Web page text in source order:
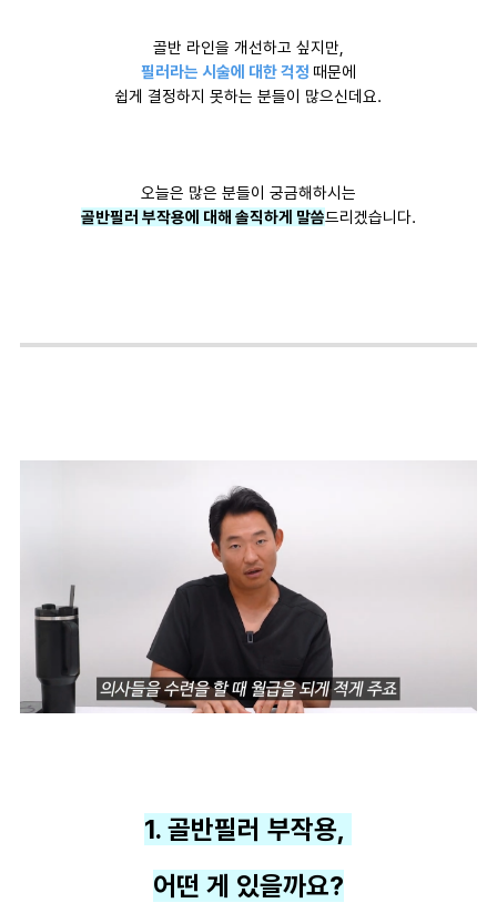
골반 라인을 개선하고 싶지만,
필러라는 시술에 대한 걱정 때문에
쉽게 결정하지 못하는 분들이 많으신데요.
오늘은 많은 분들이 궁금해하시는
골반필러 부작용에 대해 솔직하게 말씀드리겠습니다.
1. 골반필러 부작용,
어떤 게 있을까요?